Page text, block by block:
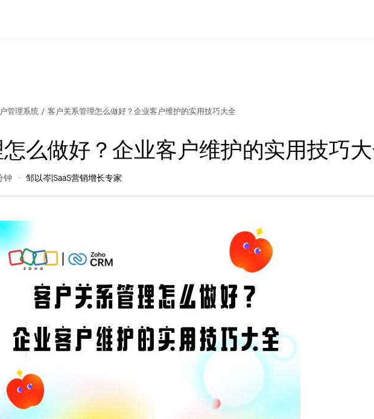
管理系统 / 客户关系管理怎么做好？企业客户维护的实用技巧大全
么做好？企业客户维护的实用技巧
钟 邹以岑|SaaS营销增长专家